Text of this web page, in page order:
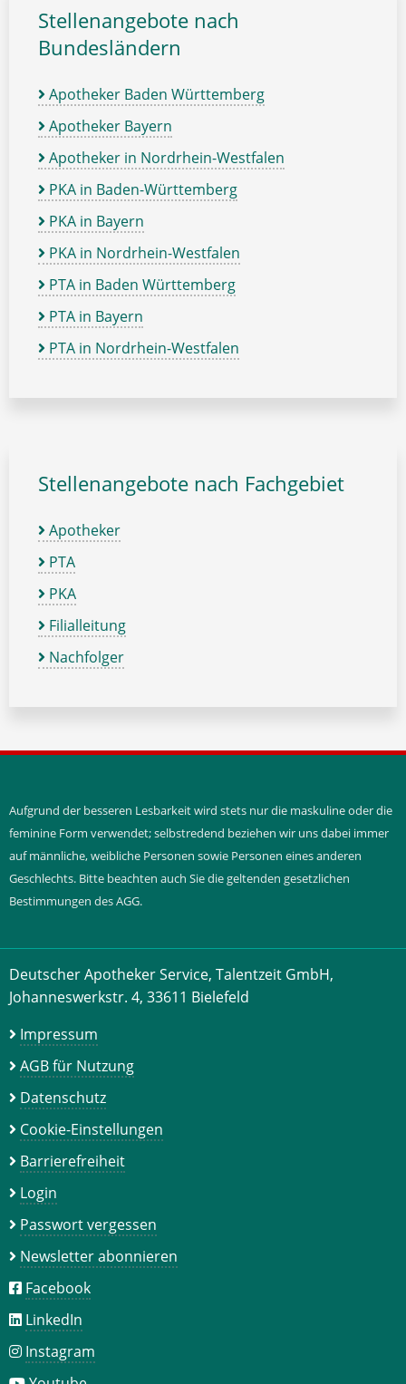
Stellenangebote nach
Bundesländern
Apotheker Baden Württemberg
Apotheker Bayern
Apotheker in Nordrhein-Westfalen
PKA in Baden-Württemberg
PKA in Bayern
PKA in Nordrhein-Westfalen
PTA in Baden Württemberg
PTA in Bayern
PTA in Nordrhein-Westfalen
Stellenangebote nach Fachgebiet
Apotheker
PTA
PKA
Filialleitung
Nachfolger
Aufgrund der besseren Lesbarkeit wird stets nur die maskuline oder die
feminine Form verwendet; selbstredend beziehen wir uns dabei immer
auf männliche, weibliche Personen sowie Personen eines anderen
Geschlechts. Bitte beachten auch Sie die geltenden gesetzlichen
Bestimmungen des AGG.
Deutscher Apotheker Service, Talentzeit GmbH,
Johanneswerkstr. 4, 33611 Bielefeld
Impressum
AGB für Nutzung
Datenschutz
Cookie-Einstellungen
Barrierefreiheit
Login
Passwort vergessen
Newsletter abonnieren
Facebook
LinkedIn
Instagram